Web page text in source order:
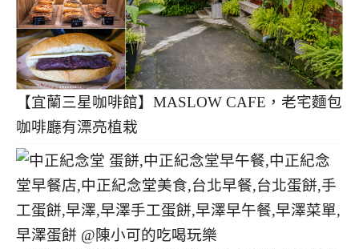
【宜蘭三星咖啡館】MASLOW CAFE，老宅麵包
咖啡廳有漂亮植栽